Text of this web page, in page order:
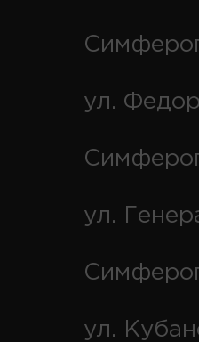
ул.
ул.
ул.